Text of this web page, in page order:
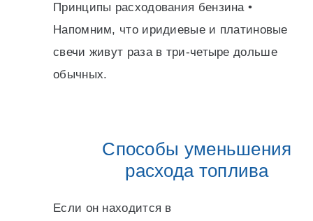
Принципы расходования бензина •
Напомним, что иридиевые и платиновые
свечи живут раза в три-четыре дольше
обычных.
Способы уменьшения
расхода топлива
Если он находится в